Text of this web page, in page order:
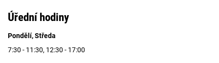
Úřední hodiny
Pondělí, Středa
7:30 - 11:30, 12:30 - 17:00